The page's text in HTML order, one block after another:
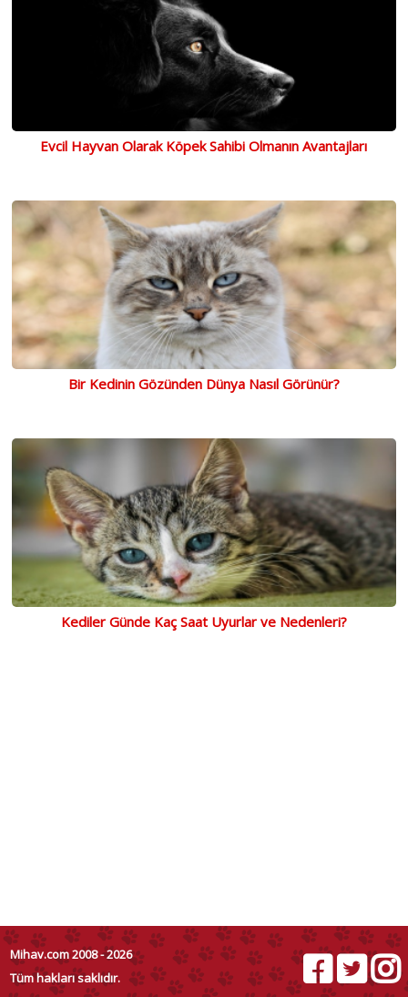
Evcil Hayvan Olarak Köpek Sahibi Olmanın Avantajları
Bir Kedinin Gözünden Dünya Nasıl Görünür?
Kediler Günde Kaç Saat Uyurlar ve Nedenleri?
Mihav.com 2008 - 2026
Tüm hakları saklıdır.